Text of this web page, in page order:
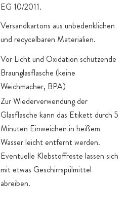
EG 10/2011.
Versandkartons aus unbedenklichen
und recycelbaren Materialien.
Vor Licht und Oxidation schützende
Braunglasflasche (keine
Weichmacher, BPA)
Zur Wiederverwendung der
Glasflasche kann das Etikett durch 5
Minuten Einweichen in heißem
Wasser leicht entfernt werden.
Eventuelle Klebstoffreste lassen sich
mit etwas Geschirrspülmittel
abreiben.